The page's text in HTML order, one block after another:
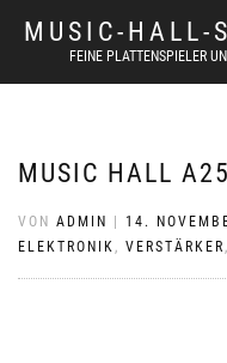
MUSIC-HALL-
FEINE PLATTENSPIELER
MUSIC HALL
VON ADMIN 14.
ELEKTRONIK , VERSTÄRKER ,